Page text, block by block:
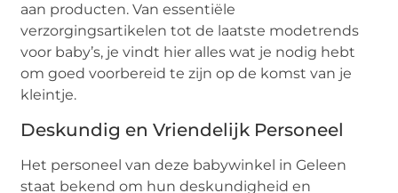
aan producten. Van essentiële
verzorgingsartikelen tot de laatste modetrends
voor baby’s, je vindt hier alles wat je nodig hebt
om goed voorbereid te zijn op de komst van je
kleintje.
Deskundig en Vriendelijk Personeel
Het personeel van deze babywinkel in Geleen
staat bekend om hun deskundigheid en